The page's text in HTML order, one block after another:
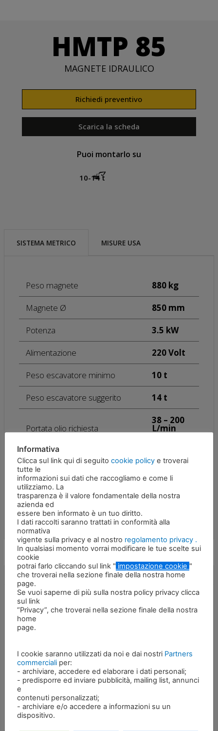
HMTP 85
MAGNETE IDRAULICO
Richiedi preventivo
Scarica la scheda
Puoi montarlo su
10-14 t
SISTEMA METRICO MISURE USA
Peso magnete
880 kg
Magnete Ø
850 mm
Potenza
3.5 kW
Alimentazione
220 Volt
Peso escavatore minimo
10 t
Peso escavatore suggerito
14 t
Portata olio richiesta
38 – 200
L/min
Pressione olio
Peso rottame
250 kg
Peso lamiera
3500 kg
Descrizione
I magneti idraulici Idromeccanica Ramtec rappresentano il
modo più efficace ed efficiente per portare a termine
operazioni di sollevamento di lamiere e di selezione di
materiale ferroso di ogni forma e dimensione da
movimentare e da riciclare. Per questo motivo, il magnete
demolizione, impianti di riciclaggio e depositi di rottami ferrosi
per la movimentazione dei rottami metallici e per agevolarti
nella loro trasformazione in profitto. Inoltre, utilizzare i nostri
magneti da braccio in cantiere, vuol dire aumentarne il livello di
sicurezza e pulizia, mettendo in breve tempo da parte, tutti i
rottami metallici, le barre e le lamiere che possono creare
danni ad operatori, macchine e attrezzature. Si collegano agli
Informativa
Clicca sul link qui di seguito cookie policy e troverai
tutte le
informazioni sui dati che raccogliamo e come li
utilizziamo. La
trasparenza è il valore fondamentale della nostra
azienda ed
essere ben informato è un tuo diritto.
I dati raccolti saranno trattati in conformità alla
normativa
vigente sulla privacy e al nostro regolamento privacy .
In qualsiasi momento vorrai modificare le tue scelte sui
cookie
potrai farlo cliccando sul link " impostazione cookie "
che troverai nella sezione finale della nostra home
page.
Se vuoi saperne di più sulla nostra policy privacy clicca
sul link
“Privacy”, che troverai nella sezione finale della nostra
home
page.
I cookie saranno utilizzati da noi e dai nostri Partners
commerciali per:
- archiviare, accedere ed elaborare i dati personali;
- predisporre ed inviare pubblicità, mailing list, annunci
e
contenuti personalizzati;
- archiviare e/o accedere a informazioni su un
dispositivo.